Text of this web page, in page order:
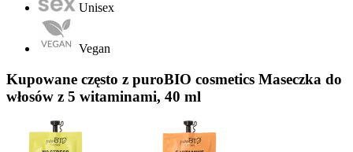
Unisex
Vegan
Kupowane często z puroBIO cosmetics Maseczka do
włosów z 5 witaminami, 40 ml